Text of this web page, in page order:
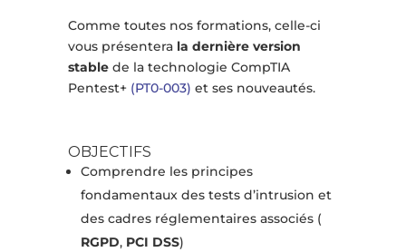
Comme toutes nos formations, celle-ci
vous présentera la dernière version
stablede la technologie CompTIA
Pentest+ (PT0-003) et ses nouveautés.
OBJECTIFS
Comprendre les principes
fondamentaux des tests d’intrusion et
des cadres réglementaires associés (
RGPD, PCI DSS)